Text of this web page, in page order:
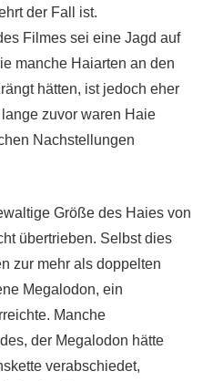
der Fall ist.
Filmes sei eine Jagd auf
manche Haiarten an den
hätten, ist jedoch eher
zuvor waren Haie
Nachstellungen
Größe des Haies von
übertrieben. Selbst dies
zur mehr als doppelten
Megalodon, ein
Manche
der Megalodon hätte
verabschiedet,